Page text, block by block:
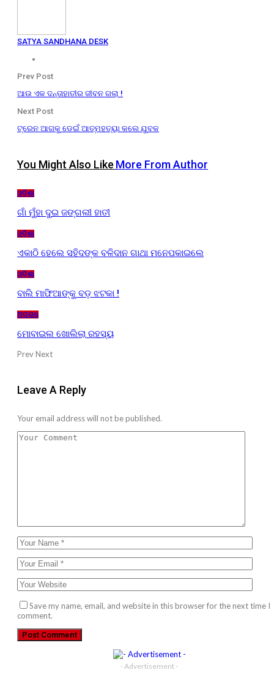
SATYA SANDHANA DESK
Prev Post
ଆଉ ଏକ ଦନ୍ତାହାତୀର ଜୀବନ ଗଲା !
Next Post
ଟ୍ରେନ ଆଗକୁ ଡେଇଁ ଆତ୍ମହତ୍ୟା କଲେ ଯୁବକ
You Might Also Like More From Author
ଓଡ଼ିଶା
ଗାଁ ମୁଁହା ଦୁଇ ଜଙ୍ଗଲୀ ହାତୀ
ଓଡ଼ିଶା
ଏକାଠି ହେଲେ ସହିଦଙ୍କ ବଳିଦାନ ଗାଥା ମନେପକାଇଲେ
ଓଡ଼ିଶା
ବାଲି ମାଫିଆଙ୍କୁ ବଡ଼ ଝଟକା !
ଅପରାଧ
ମୋବାଇଲ ଖୋଲିଲା ରହସ୍ୟ
PrevNext
Leave A Reply
Your email address will not be published.
Save my name, email, and website in this browser for the next time I
comment.
- Advertisement -